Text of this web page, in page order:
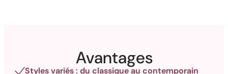
Avantages
Styles variés : du classique au contemporain